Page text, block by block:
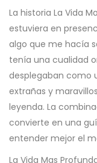
La historia La Vida
estuviera en
algo que me hacía
tenía una cualidad
desplegaban como
extrañas y
leyenda. La
convierte en una
entender mejor el
La Vida Mas